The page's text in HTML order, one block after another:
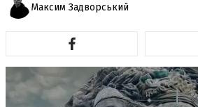
Максим Задворський